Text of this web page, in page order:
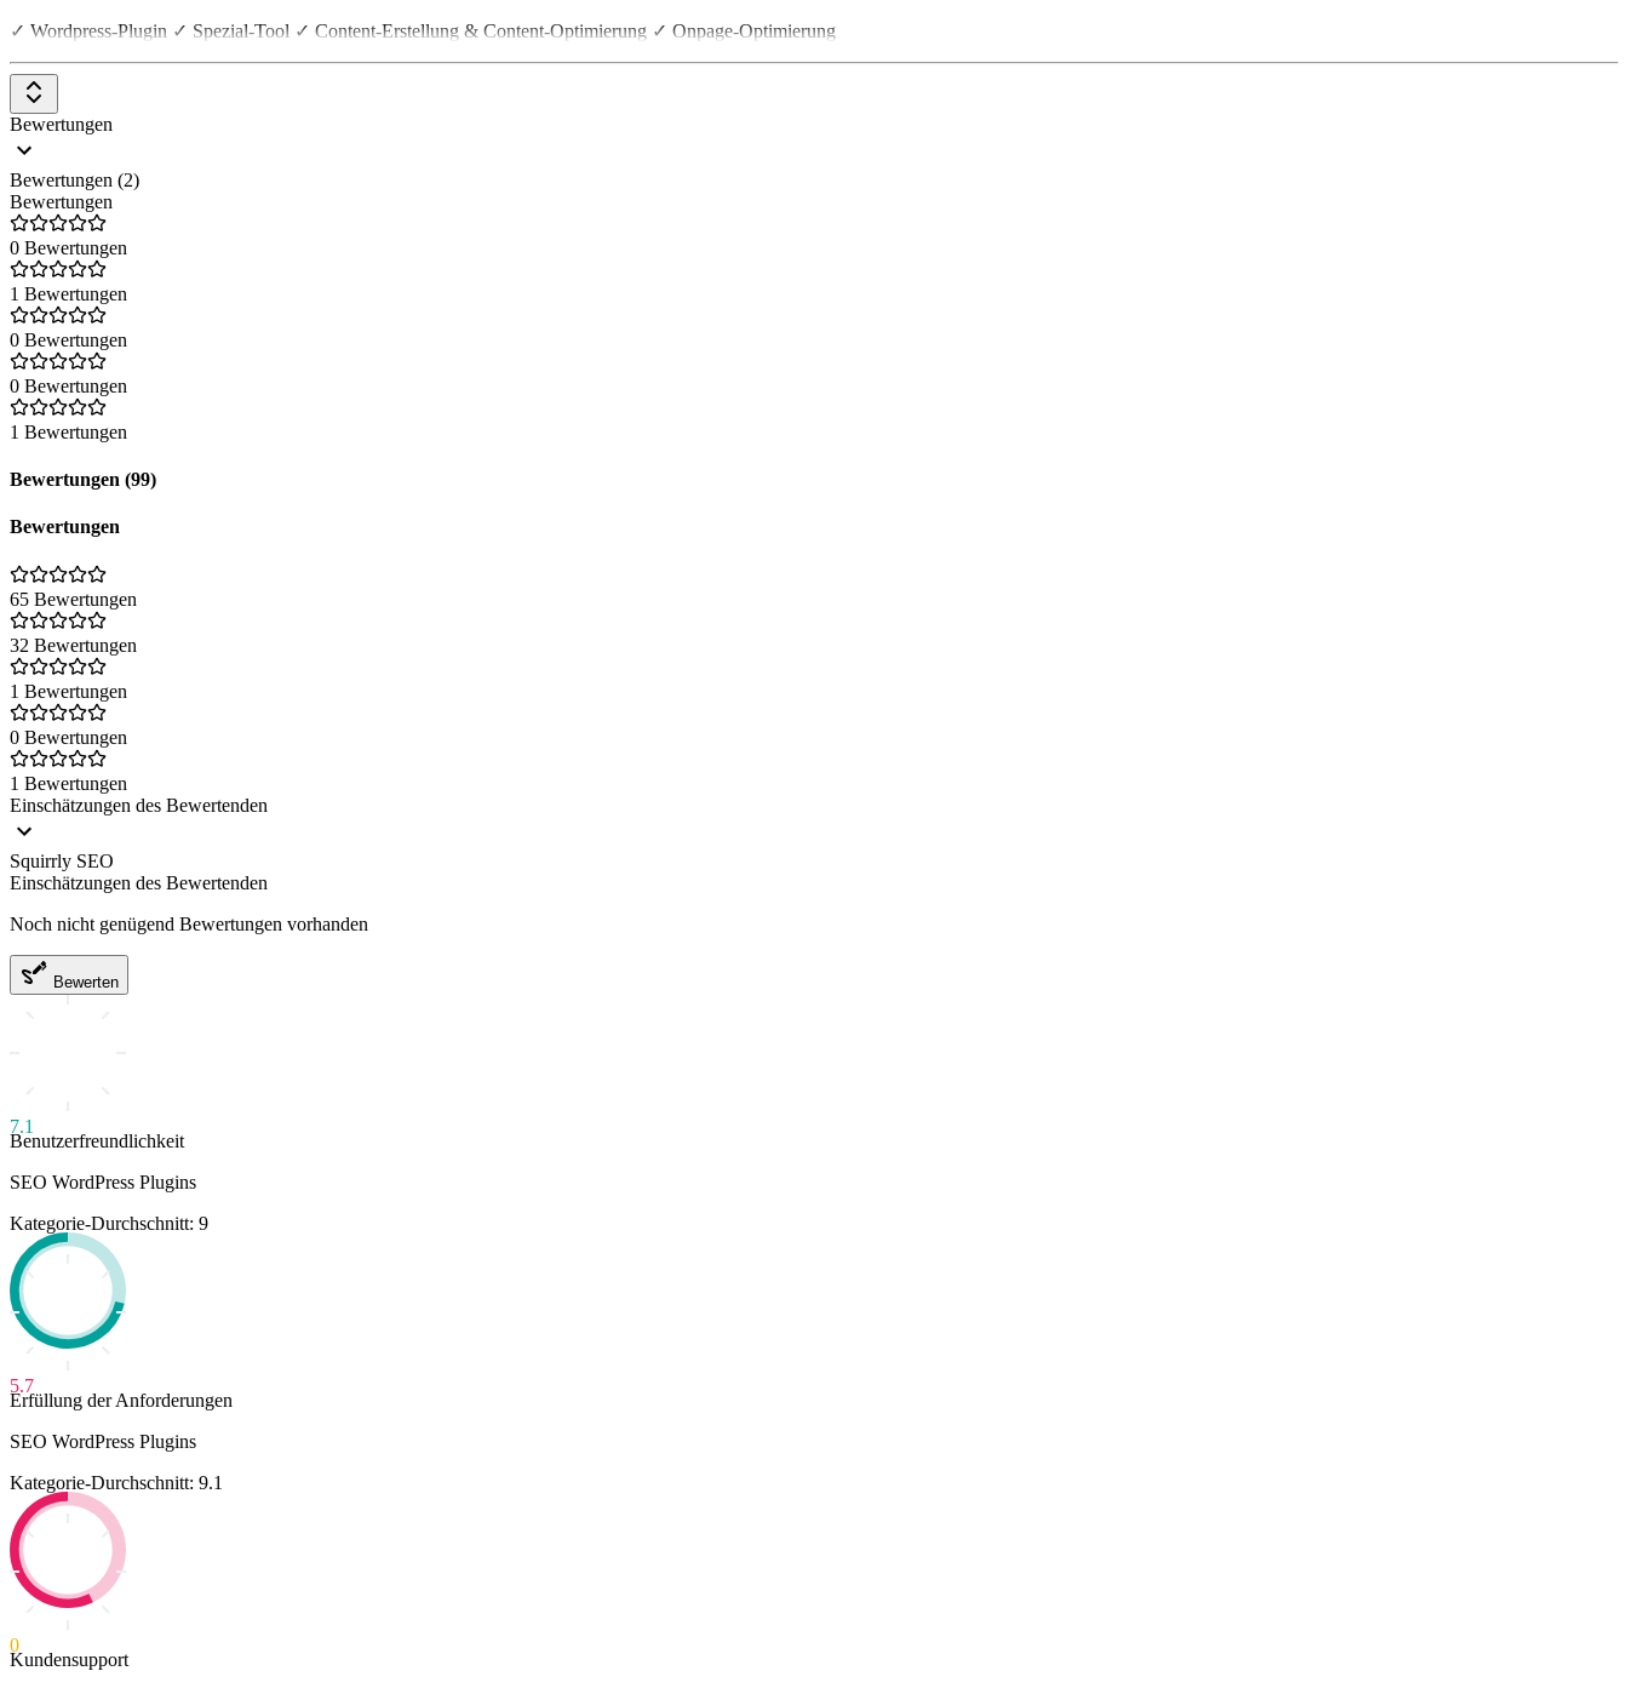
✓ Wordpress-Plugin ✓ Spezial-Tool ✓ Content-Erstellung & Content-Optimierung ✓ Onpage-Optimierung
Bewertungen
Bewertungen (2)
Bewertungen
0 Bewertungen
1 Bewertungen
0 Bewertungen
0 Bewertungen
1 Bewertungen
Bewertungen (99)
Bewertungen
65 Bewertungen
32 Bewertungen
1 Bewertungen
0 Bewertungen
1 Bewertungen
Einschätzungen des Bewertenden
Squirrly SEO
Einschätzungen des Bewertenden
Noch nicht genügend Bewertungen vorhanden
Bewerten
7.1
Benutzerfreundlichkeit
SEO WordPress Plugins
Kategorie-Durchschnitt: 9
5.7
Erfüllung der Anforderungen
SEO WordPress Plugins
Kategorie-Durchschnitt: 9.1
0
Kundensupport